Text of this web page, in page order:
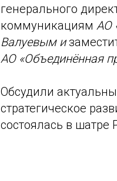
генерального
коммуникациям АО
Валуевым и
АО «Объединённая
Обсудили
стратегическое
состоялась в шатре